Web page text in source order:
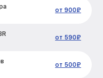
от 900₽
от 590₽
от 500₽